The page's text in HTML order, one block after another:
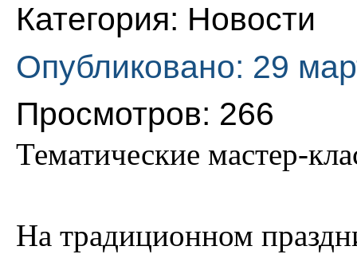
Категория: Новости
Опубликовано: 29
Просмотров: 266
Тематические мастер-
На традиционном